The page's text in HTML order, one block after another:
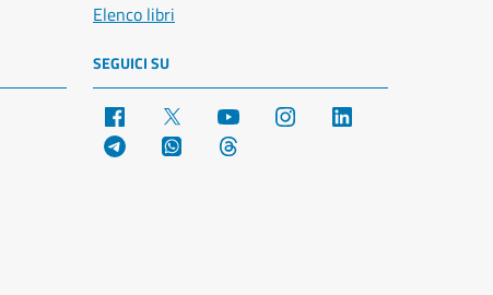
Elenco libri
SEGUICI SU
Facebook YouTube Instagram
Telegram WhatsApp